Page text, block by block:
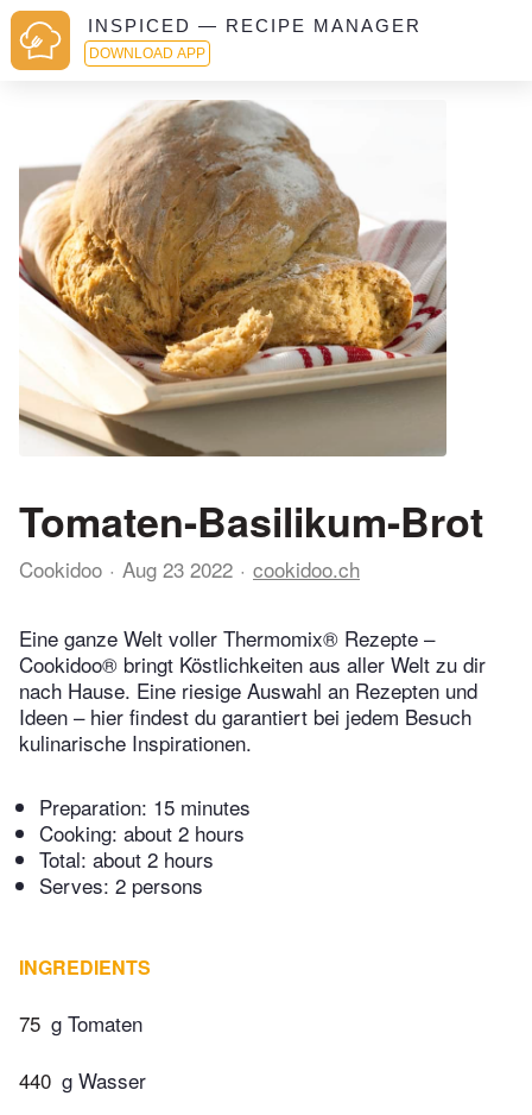
INSPICED — RECIPE MANAGER
DOWNLOAD APP
Tomaten-Basilikum-Brot
Cookidoo Aug 23 2022 cookidoo.ch
Eine ganze Welt voller Thermomix® Rezepte –
Cookidoo® bringt Köstlichkeiten aus aller Welt zu dir
nach Hause. Eine riesige Auswahl an Rezepten und
Ideen – hier findest du garantiert bei jedem Besuch
kulinarische Inspirationen.
Preparation: 15 minutes
Cooking: about 2 hours
Total: about 2 hours
Serves: 2 persons
INGREDIENTS
75 g Tomaten
440 g Wasser